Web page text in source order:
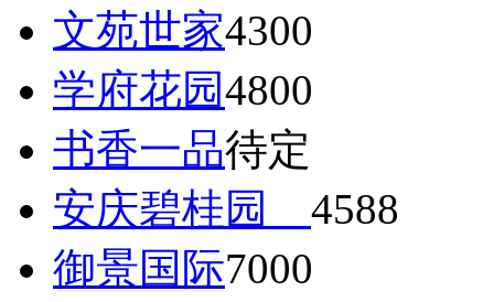
文苑世家4300
学府花园4800
书香一品待定
安庆碧桂园 4588
御景国际7000